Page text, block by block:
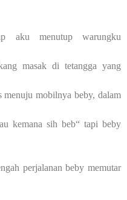
aku menutup warungku
masak di tetangga yang
menuju mobilnya beby, dalam
kemana sih beb“ tapi beby
perjalanan beby memutar